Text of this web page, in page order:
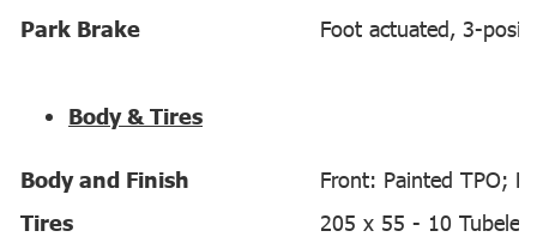
Park Brake
Foot actuated, 3-
Body & Tires
Body and Finish
Front: Painted TPO;
Tires
205 x 55 - 10